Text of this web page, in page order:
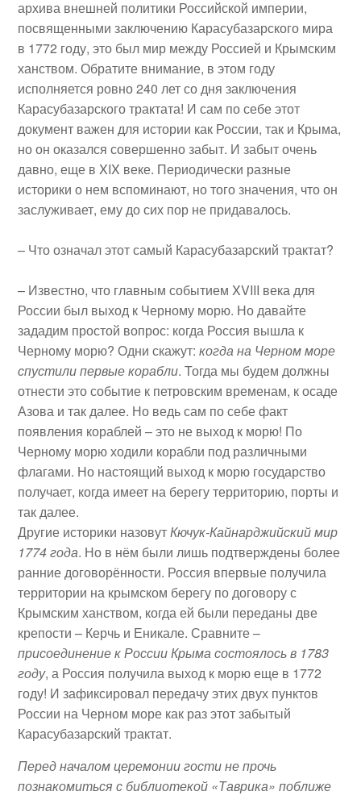
архива внешней политики Российской империи,
посвященными заключению Карасубазарского мира
в 1772 году, это был мир между Россией и Крымским
ханством. Обратите внимание, в этом году
исполняется ровно 240 лет со дня заключения
Карасубазарского трактата! И сам по себе этот
документ важен для истории как России, так и Крыма,
но он оказался совершенно забыт. И забыт очень
давно, еще в XIX веке. Периодически разные
историки о нем вспоминают, но того значения, что он
заслуживает, ему до сих пор не придавалось.
– Что означал этот самый Карасубазарский трактат?
– Известно, что главным событием XVIII века для
России был выход к Черному морю. Но давайте
зададим простой вопрос: когда Россия вышла к
Черному морю? Одни скажут:когда на Черном море
спустили первые корабли. Тогда мы будем должны
отнести это событие к петровским временам, к осаде
Азова и так далее. Но ведь сам по себе факт
появления кораблей – это не выход к морю! По
Черному морю ходили корабли под различными
флагами. Но настоящий выход к морю государство
получает, когда имеет на берегу территорию, порты и
так далее.
Другие историки назовутКючук-Кайнарджийский мир
1774 года. Но в нём были лишь подтверждены более
ранние договорённости. Россия впервые получила
территории на крымском берегу по договору с
Крымским ханством, когда ей были переданы две
крепости – Керчь и Еникале. Сравните –
присоединение к России Крыма состоялось в 1783
году, а Россия получила выход к морю еще в 1772
году! И зафиксировал передачу этих двух пунктов
России на Черном море как раз этот забытый
Карасубазарский трактат.
Перед началом церемонии гости не прочь
познакомиться с библиотекой «Таврика» поближе